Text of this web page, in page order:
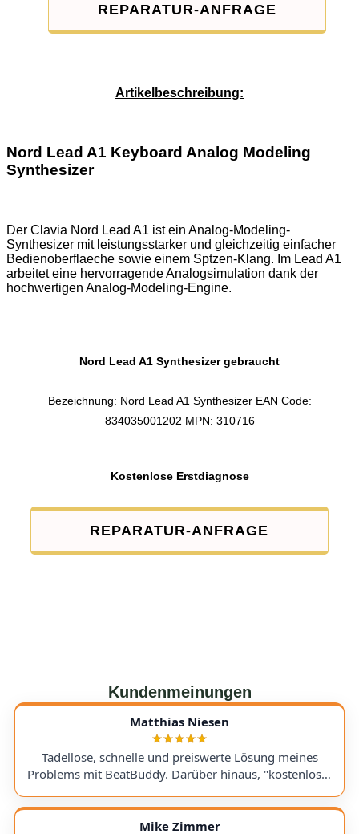
REPARATUR-ANFRAGE
Artikelbeschreibung:
Nord Lead A1 Keyboard Analog Modeling
Synthesizer
Der Clavia Nord Lead A1 ist ein Analog-Modeling-
Synthesizer mit leistungsstarker und gleichzeitig einfacher
Bedienoberflaeche sowie einem Sptzen-Klang. Im Lead A1
arbeitet eine hervorragende Analogsimulation dank der
hochwertigen Analog-Modeling-Engine.
Nord Lead A1 Synthesizer gebraucht
Bezeichnung: Nord Lead A1 Synthesizer EAN Code:
834035001202 MPN: 310716
Kostenlose Erstdiagnose
REPARATUR-ANFRAGE
Kundenmeinungen
Matthias Niesen
Tadellose, schnelle und preiswerte Lösung meines
Problems mit BeatBuddy. Darüber hinaus, "kostenloser
bringe. Kommunikation lief hervorragend und die
Rücksendung meines Gerätes ging schnell und
Mike Zimmer